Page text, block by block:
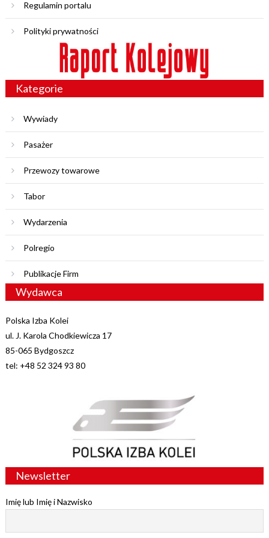
Regulamin portalu
Polityki prywatności
Kategorie
Wywiady
Pasażer
Przewozy towarowe
Tabor
Wydarzenia
Polregio
Publikacje Firm
Wydawca
Polska Izba Kolei
ul. J. Karola Chodkiewicza 17
85-065 Bydgoszcz
tel: +48 52 324 93 80
Newsletter
Imię lub Imię i Nazwisko